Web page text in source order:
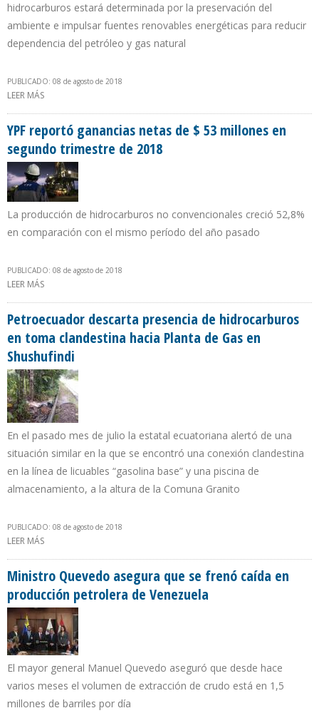
hidrocarburos estará determinada por la preservación del
ambiente e impulsar fuentes renovables energéticas para reducir
dependencia del petróleo y gas natural
PUBLICADO: 08 de agosto de 2018
LEER MÁS
YPF reportó ganancias netas de $ 53 millones en
segundo trimestre de 2018
La producción de hidrocarburos no convencionales creció 52,8%
en comparación con el mismo período del año pasado
PUBLICADO: 08 de agosto de 2018
LEER MÁS
Petroecuador descarta presencia de hidrocarburos
en toma clandestina hacia Planta de Gas en
Shushufindi
En el pasado mes de julio la estatal ecuatoriana alertó de una
situación similar en la que se encontró una conexión clandestina
en la línea de licuables “gasolina base” y una piscina de
almacenamiento, a la altura de la Comuna Granito
PUBLICADO: 08 de agosto de 2018
LEER MÁS
EN SHUSHUFINDI
Ministro Quevedo asegura que se frenó caída en
producción petrolera de Venezuela
El mayor general Manuel Quevedo aseguró que desde hace
varios meses el volumen de extracción de crudo está en 1,5
millones de barriles por día